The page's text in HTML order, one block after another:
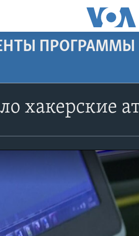
ПРОГРАММЫ
хакерские